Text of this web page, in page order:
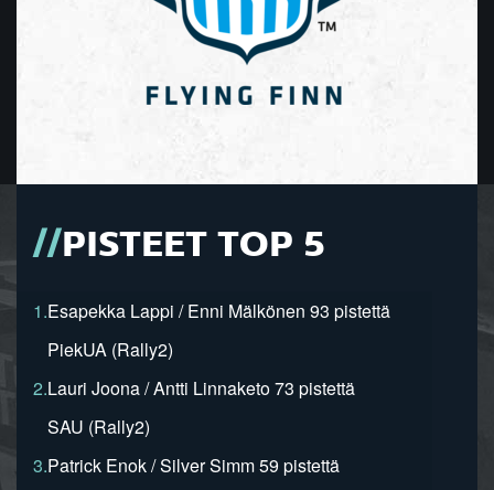
PISTEET TOP 5
1.Esapekka Lappi / Enni Mälkönen 93 pistettä
PiekUA (Rally2)
2.Lauri Joona / Antti Linnaketo 73 pistettä
SAU (Rally2)
3.Patrick Enok / Silver Simm 59 pistettä